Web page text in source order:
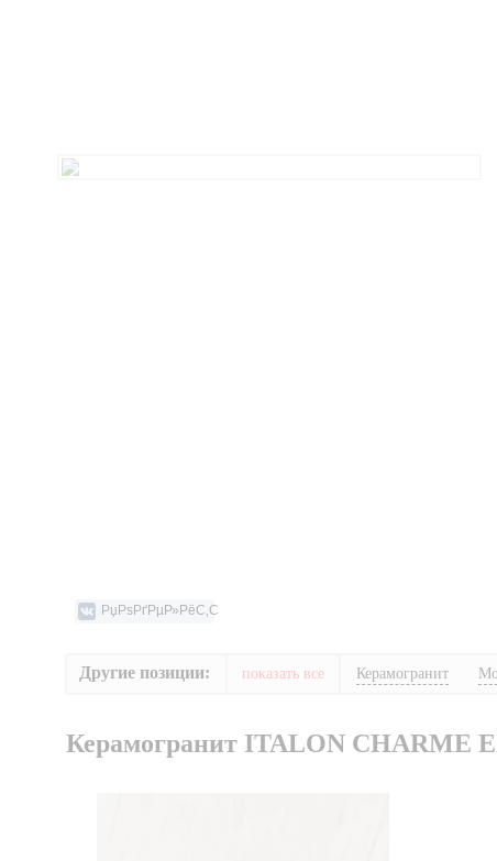
Другие позиции: показать все Керамогранит
Керамогранит ITALON CHARME